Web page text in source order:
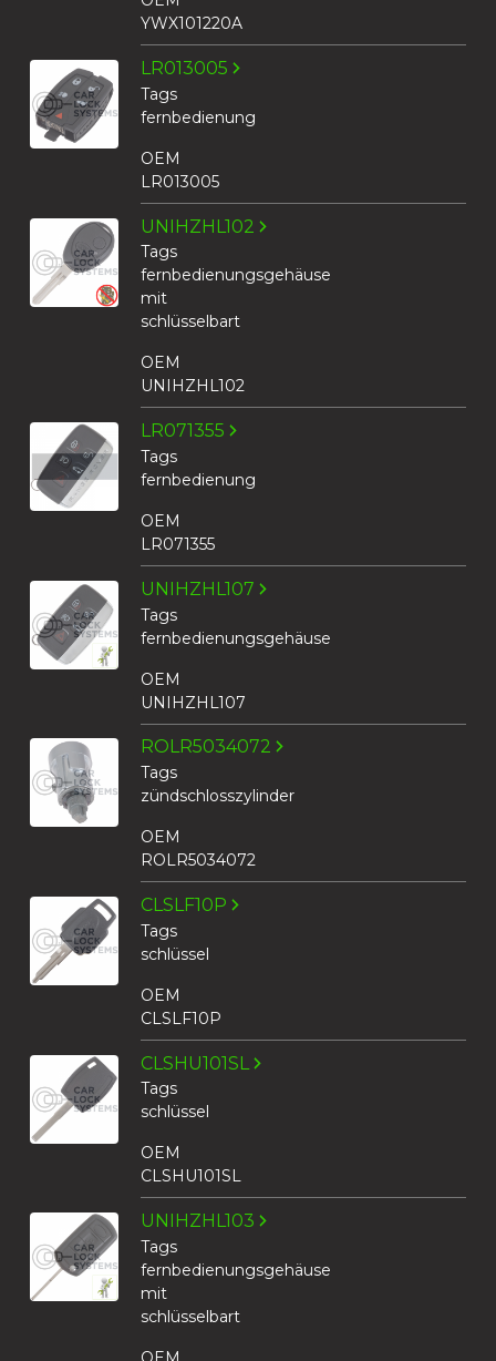
YWX101220A
LR013005
Tags
fernbedienung
OEM
LR013005
UNIHZHL102
Tags
fernbedienungsgehäuse
mit
schlüsselbart
OEM
UNIHZHL102
LR071355
Tags
fernbedienung
OEM
LR071355
UNIHZHL107
Tags
fernbedienungsgehäuse
OEM
UNIHZHL107
ROLR5034072
Tags
zündschlosszylinder
OEM
ROLR5034072
CLSLF10P
Tags
schlüssel
OEM
CLSLF10P
CLSHU101SL
Tags
schlüssel
OEM
CLSHU101SL
UNIHZHL103
Tags
fernbedienungsgehäuse
mit
schlüsselbart